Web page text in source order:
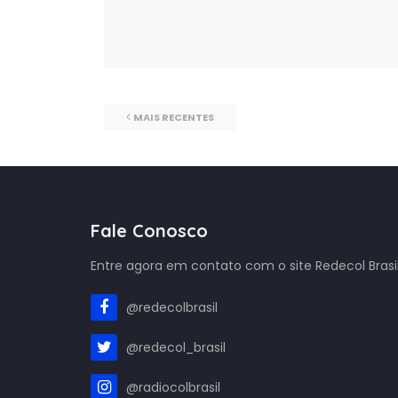
MAIS RECENTES
Fale Conosco
Entre agora em contato com o site Redecol
@redecolbrasil
@redecol_brasil
@radiocolbrasil